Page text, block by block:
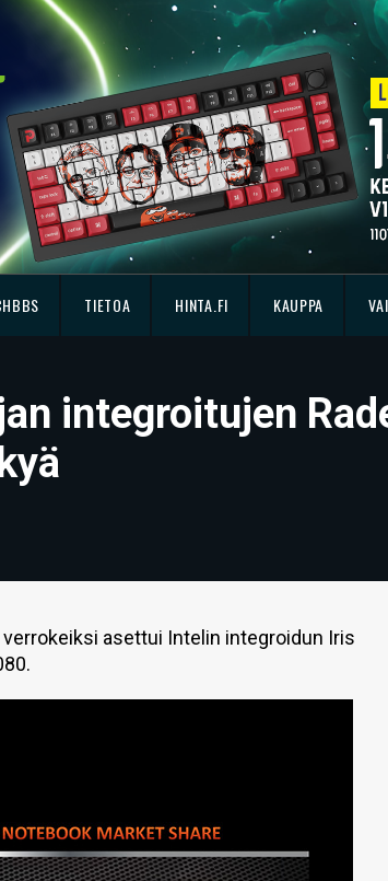
TIETOA HINTA.FI KAUPPA
integroitujen
asettui Intelin integroidun Iris